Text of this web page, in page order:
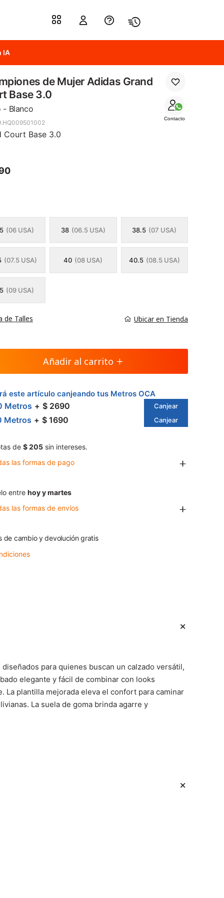
IA
de Mujer Adidas Grand
Base 3.0
- Blanco
Contacto
Court Base 3.0
(06 USA) 38 (06.5 USA) 38.5 (07 USA)
(07.5 USA) 40 (08 USA) 40.5 (08.5 USA)
(09 USA)
de Talles Ubicar en Tienda
Añadir al carrito
este artículo canjeando tus Metros OCA
Metros $ 2690 Canjear
Metros $ 1690 Canjear
de $ 205 sin intereses.
las formas de pago
entre hoy y martes
las formas de envíos
de cambio y devolución gratis
para quienes buscan un calzado versátil,
elegante y fácil de combinar con looks
plantilla mejorada eleva el confort para caminar
La suela de goma brinda agarre y